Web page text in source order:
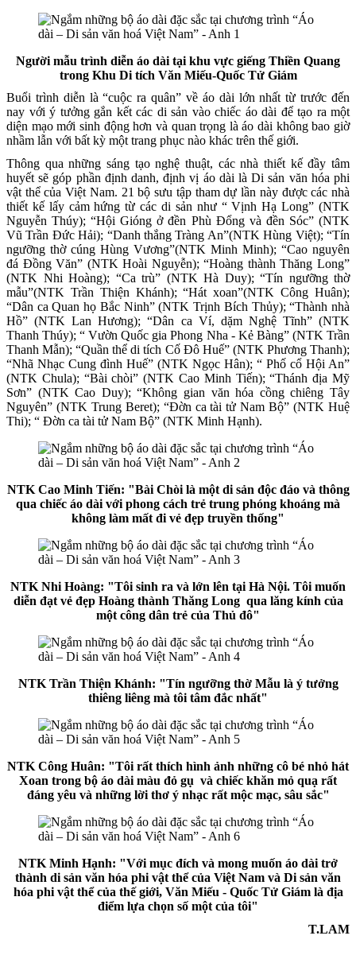
Người mẫu trình diễn áo dài tại khu vực giếng Thiền Quang
trong Khu Di tích Văn Miếu-Quốc Tử Giám
Buổi trình diễn là “cuộc ra quân” về áo dài lớn nhất từ trước đến
nay với ý tưởng gắn kết các di sản vào chiếc áo dài để tạo ra một
diện mạo mới sinh động hơn và quan trọng là áo dài không bao giờ
nhầm lẫn với bất kỳ một trang phục nào khác trên thế giới.
Thông qua những sáng tạo nghệ thuật, các nhà thiết kế đầy tâm
huyết sẽ góp phần định danh, định vị áo dài là Di sản văn hóa phi
vật thể của Việt Nam. 21 bộ sưu tập tham dự lần này được các nhà
thiết kế lấy cảm hứng từ các di sản như “ Vịnh Hạ Long” (NTK
Nguyễn Thúy); “Hội Gióng ở đền Phù Đổng và đền Sóc” (NTK
Vũ Trần Đức Hải); “Danh thắng Tràng An”(NTK Hùng Việt); “Tín
ngưỡng thờ cúng Hùng Vương”(NTK Minh Minh); “Cao nguyên
đá Đồng Văn” (NTK Hoài Nguyễn); “Hoàng thành Thăng Long”
(NTK Nhi Hoàng); “Ca trù” (NTK Hà Duy); “Tín ngưỡng thờ
mẫu”(NTK Trần Thiện Khánh); “Hát xoan”(NTK Công Huân);
“Dân ca Quan họ Bắc Ninh” (NTK Trịnh Bích Thủy); “Thành nhà
Hồ” (NTK Lan Hương); “Dân ca Ví, dặm Nghệ Tĩnh” (NTK
Thanh Thúy); “ Vườn Quốc gia Phong Nha - Kẻ Bàng” (NTK Trần
Thanh Mẫn); “Quần thể di tích Cố Đô Huế” (NTK Phương Thanh);
“Nhã Nhạc Cung đình Huế” (NTK Ngọc Hân); “ Phố cổ Hội An”
(NTK Chula); “Bài chòi” (NTK Cao Minh Tiến); “Thánh địa Mỹ
Sơn” (NTK Cao Duy); “Không gian văn hóa cồng chiêng Tây
Nguyên” (NTK Trung Beret); “Đờn ca tài tử Nam Bộ” (NTK Huệ
Thi); “ Đờn ca tài tử Nam Bộ” (NTK Minh Hạnh).
NTK Cao Minh Tiến: "Bài Chòi là một di sản độc đáo và thông
qua chiếc áo dài với phong cách trẻ trung phóng khoáng mà
không làm mất đi vẻ đẹp truyền thống"
NTK Nhi Hoàng: "Tôi sinh ra và lớn lên tại Hà Nội. Tôi muốn
diễn đạt vẻ đẹp Hoàng thành Thăng Long qua lăng kính của
một công dân trẻ của Thủ đô"
NTK Trần Thiện Khánh: "Tín ngưỡng thờ Mẫu là ý tưởng
thiêng liêng mà tôi tâm đắc nhất"
NTK Công Huân: "Tôi rất thích hình ảnh những cô bé nhỏ hát
Xoan trong bộ áo dài màu đỏ gụ và chiếc khăn mỏ quạ rất
đáng yêu và những lời thơ ý nhạc rất mộc mạc, sâu sắc"
NTK Minh Hạnh: "Với mục đích và mong muốn áo dài trở
thành di sản văn hóa phi vật thể của Việt Nam và Di sản văn
hóa phi vật thể của thế giới, Văn Miếu - Quốc Tử Giám là địa
điểm lựa chọn số một của tôi"
T.LAM